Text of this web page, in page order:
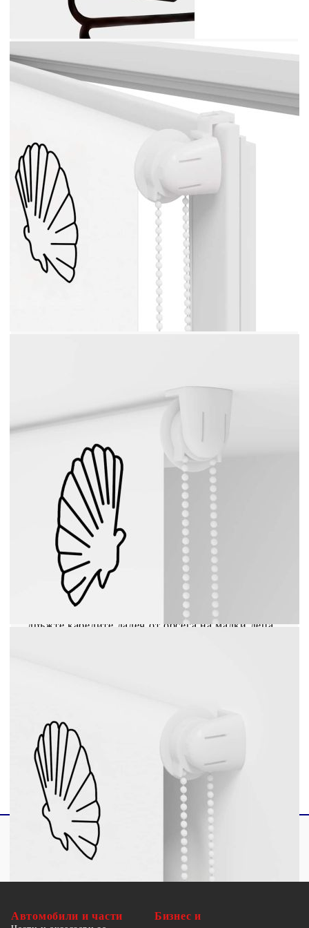
увеличава ценното пространство в
банята.Безопасност за деца и възможност за
регулиране: Ролетната щора е снабдена с
верижен съединител, който улеснява
регулирането на височината в зависимост от
вашите нужди, а също така има и щипка за
кабел, за да се повиши безопасността на децата.
Внимание:Дръжте кабелите на място,
недостъпно за малки деца. Връзките могат да се
увият около врата на детето. Добре е да се
знае:Преди да купите щори, започнете с
измерване на стъклото на прозореца. Само един
приятелски съвет: платът е малко по-тесен от
общата ширина, включително скобите.За да сте
сигурни, че новите ви щори осигуряват пълно
покритие, просто добавете 4 см към ширината
на стъклото на прозореца, когато изчислявате
какво да поръчате.
Модел: Риба мида
Материал: PEVA (полиетилен-
винилацетат)
Материал на горната релса: Алуминий
Обща височина: 240 см
С разлика: 4 см
Диапазон на дебелината на рамката на
Многобройни начини за монтаж (с винтове
или без пробиване с помощта на скоби за
затягане)
Включени са монтажни аксесоари
С конектор за верига
Необходим е монтаж
ВНИМАНИЕ! Малките деца могат да бъдат
удушени от примки в дърпащи въжета, вериги,
ленти и вътрешния кабел, който управлява този
продукт. За да избегнете удушаване и оплитане,
дръжте кабелите далеч от обсега на малки деца.
е инсталирано. Винаги използвайте това
устройство, за да задържате шнуровете или
верижките на място, недостъпно за деца.
Автомобили и части
Бизнес и